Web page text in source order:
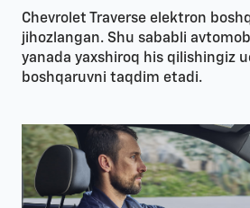
Chevrolet Traverse elektron
jihozlangan. Shu sababli
yanada yaxshiroq his qilishingiz
boshqaruvni taqdim etadi.